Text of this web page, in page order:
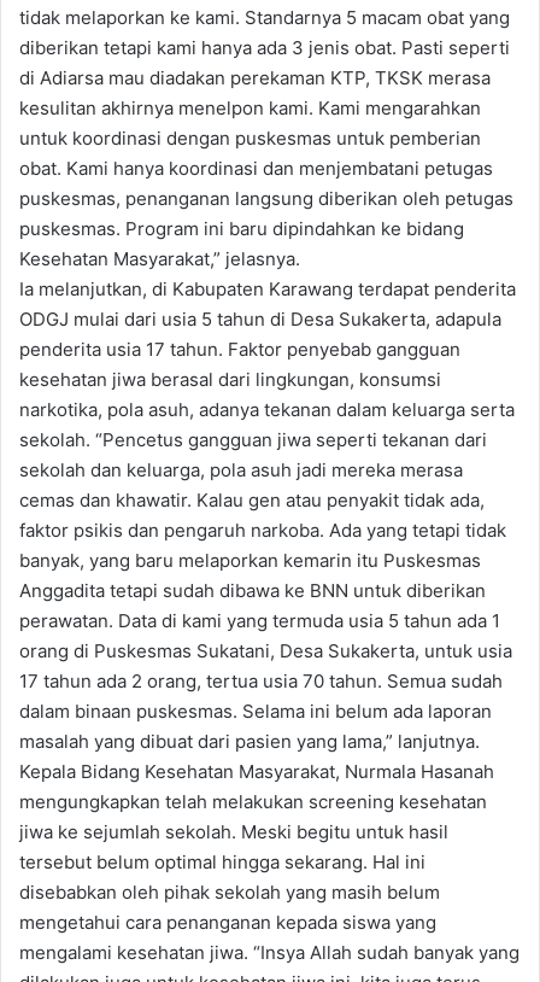
tidak melaporkan ke kami. Standarnya 5 macam obat yang
diberikan tetapi kami hanya ada 3 jenis obat. Pasti seperti
di Adiarsa mau diadakan perekaman KTP, TKSK merasa
kesulitan akhirnya menelpon kami. Kami mengarahkan
untuk koordinasi dengan puskesmas untuk pemberian
obat. Kami hanya koordinasi dan menjembatani petugas
puskesmas, penanganan langsung diberikan oleh petugas
puskesmas. Program ini baru dipindahkan ke bidang
Kesehatan Masyarakat,” jelasnya.
Ia melanjutkan, di Kabupaten Karawang terdapat penderita
ODGJ mulai dari usia 5 tahun di Desa Sukakerta, adapula
penderita usia 17 tahun. Faktor penyebab gangguan
kesehatan jiwa berasal dari lingkungan, konsumsi
narkotika, pola asuh, adanya tekanan dalam keluarga serta
sekolah. “Pencetus gangguan jiwa seperti tekanan dari
sekolah dan keluarga, pola asuh jadi mereka merasa
cemas dan khawatir. Kalau gen atau penyakit tidak ada,
faktor psikis dan pengaruh narkoba. Ada yang tetapi tidak
banyak, yang baru melaporkan kemarin itu Puskesmas
Anggadita tetapi sudah dibawa ke BNN untuk diberikan
perawatan. Data di kami yang termuda usia 5 tahun ada 1
orang di Puskesmas Sukatani, Desa Sukakerta, untuk usia
17 tahun ada 2 orang, tertua usia 70 tahun. Semua sudah
dalam binaan puskesmas. Selama ini belum ada laporan
masalah yang dibuat dari pasien yang lama,” lanjutnya.
Kepala Bidang Kesehatan Masyarakat, Nurmala Hasanah
mengungkapkan telah melakukan screening kesehatan
jiwa ke sejumlah sekolah. Meski begitu untuk hasil
tersebut belum optimal hingga sekarang. Hal ini
disebabkan oleh pihak sekolah yang masih belum
mengetahui cara penanganan kepada siswa yang
mengalami kesehatan jiwa. “Insya Allah sudah banyak yang